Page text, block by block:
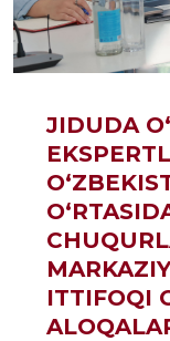
JIDUDA
ITTIFOQI